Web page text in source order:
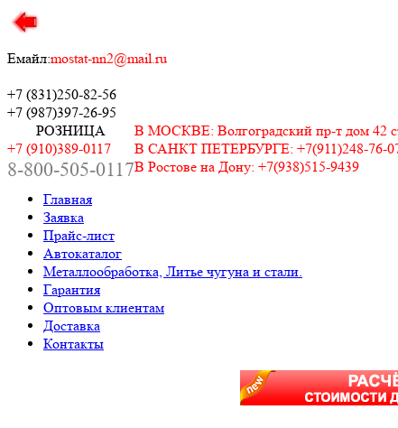
Емайл:mostat-nn2@mail.ru
+7 (831)250-82-56
+7 (987)397-26-95
РОЗНИЦА
+7 (910)389-0117
8-800-505-0117
В МОСКВЕ: Волгоградский пр-т дом 42
В САНКТ ПЕТЕРБУРГЕ: +7(911)248-76-
В Ростове на Дону: +7(938)515-9439
Главная
Заявка
Прайс-лист
Автокаталог
Металлообработка, Литье чугуна и стали.
Гарантия
Оптовым клиентам
Доставка
Контакты